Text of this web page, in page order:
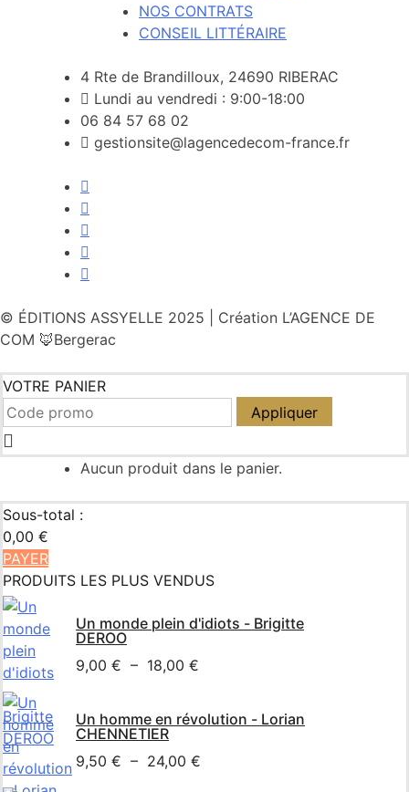
NOS CONTRATS
CONSEIL LITTÉRAIRE
4 Rte de Brandilloux, 24690 RIBERAC
Lundi au vendredi : 9:00-18:00
06 84 57 68 02
gestionsite@lagencedecom-france.fr
© ÉDITIONS ASSYELLE 2025 | Création L’AGENCE DE
COM 🦊Bergerac
VOTRE PANIER
Appliquer
Aucun produit dans le panier.
Sous-total :
0,00 €
PAYER
PRODUITS LES PLUS VENDUS
Un monde plein d'idiots - Brigitte
DEROO
9,00 € – 18,00 €
Un homme en révolution - Lorian
CHENNETIER
9,50 € – 24,00 €